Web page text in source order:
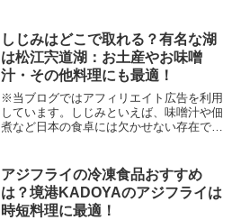
しじみはどこで取れる？有名な湖
は松江宍道湖：お土産やお味噌
汁・その他料理にも最適！
※当ブログではアフィリエイト広告を利用
しています。しじみといえば、味噌汁や佃
煮など日本の食卓には欠かせない存在です
多いのではないでしょうか。しじみは全国
各地で取れますが...
アジフライの冷凍食品おすすめ
は？境港KADOYAのアジフライは
時短料理に最適！